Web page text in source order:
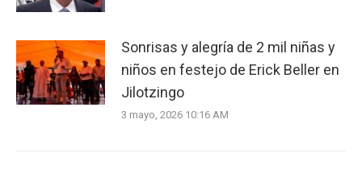
Sonrisas y alegría de 2 mil niñas y
niños en festejo de Erick Beller en
Jilotzingo
3 mayo, 2026 10:16 AM